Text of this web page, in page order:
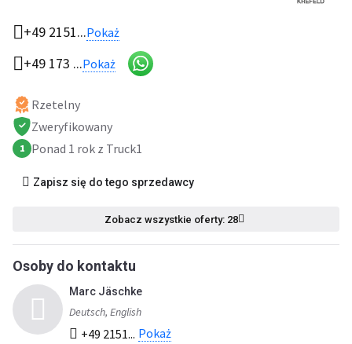
+49 2151...Pokaż
+49 173 ...Pokaż
Rzetelny
Zweryfikowany
1 Ponad 1 rok z Truck1
Zapisz się do tego sprzedawcy
Zobacz wszystkie oferty: 28
Osoby do kontaktu
Marc Jäschke
Deutsch, English
+49 2151... Pokaż